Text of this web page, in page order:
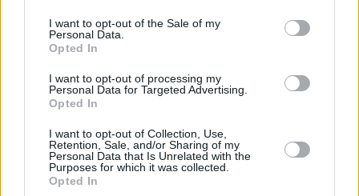
cualquier momento entrando de nuevo en este sitio web o
visitando nuestra política de privacidad.
I want to opt-out of the Sale of my
Personal Data.
Opted In
I want to opt-out of processing my
Personal Data for Targeted Advertising.
Opted In
I want to opt-out of Collection, Use,
Retention, Sale, and/or Sharing of my
Personal Data that Is Unrelated with the
Purposes for which it was collected.
Opted In